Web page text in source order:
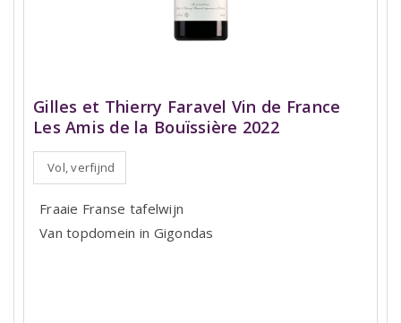
Gilles et Thierry Faravel Vin de France
Les Amis de la Bouïssière 2022
Vol, verfijnd
Fraaie Franse tafelwijn
Van topdomein in Gigondas